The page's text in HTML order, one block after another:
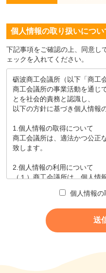
個人情報の取り扱いについ
下記事項をご確認の上、同意し
ェックを入れてください。
砺波商工会議所（以下「商工
商工会議所の事業活動を通じ
とを社会的責務と認識し、
以下の方針に基づき個人情報
1.個人情報の取得について
商工会議所は、適法かつ公正
致します。
2.個人情報の利用について
（１）商工会議所は、個人情
業務の遂行上必要な限り
（２）商工会議所は、個人情
個人情報の取扱いを第三
適正な監督を行います。
個人情報の